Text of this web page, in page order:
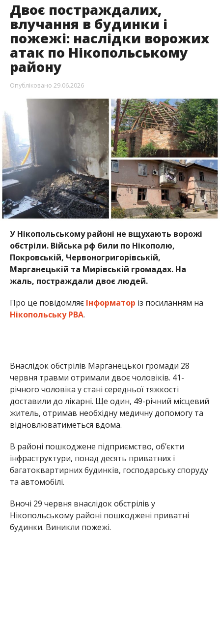
Двоє постраждалих,
влучання в будинки і
пожежі: наслідки ворожих
атак по Нікопольському
району
Опубліковано 29.06.2026
У Нікопольському районі не вщухають ворожі
обстріли. Війська рф били по Нікополю,
Покровській, Червоногригорівській,
Марганецькій та Мирівській громадах. На
жаль, постраждали двоє людей.
Про це повідомляє Інформатор із посиланням на
Нікопольську РВА.
Внаслідок обстрілів Марганецької громади 28
червня травми отримали двоє чоловіків. 41-
річного чоловіка у стані середньої тяжкості
доставили до лікарні. Ще один, 49-річний місцевий
житель, отримав необхідну медичну допомогу та
відновлюватиметься вдома.
В районі пошкоджене підприємство, об’єкти
інфраструктури, понад десять приватних і
багатоквартирних будинків, господарську споруду
та автомобілі.
Вночі 29 червня внаслідок обстрілів у
Нікопольському районі пошкоджені приватні
будинки. Виникли пожежі.